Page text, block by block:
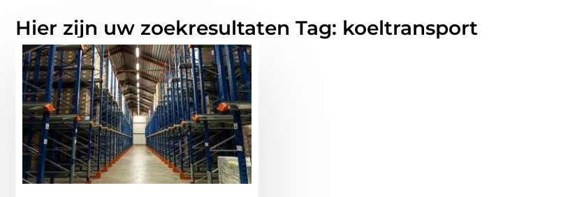
Hier zijn uw zoekresultaten Tag: koeltransport